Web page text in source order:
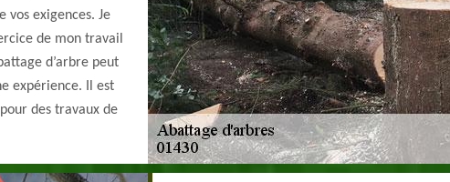
exigences. Je
de mon travail
d’arbre peut
expérience. Il est
des travaux de